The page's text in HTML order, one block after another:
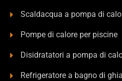
a
p
Scaldacqua a pompa di
Pompe di calore per piscine
Disidratatori a pompa di
Refrigeratore a bagno di